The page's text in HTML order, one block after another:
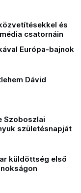
és
csatornáin
Európa-bajnok
Dávid
Szoboszlai
születésnapját
küldöttség első